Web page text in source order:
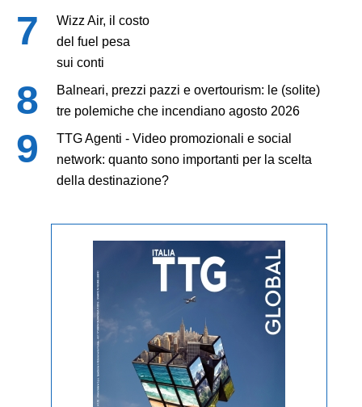
Wizz Air, il costo
del fuel pesa
sui conti
Balneari, prezzi pazzi e overtourism: le (solite)
tre polemiche che incendiano agosto 2026
TTG Agenti - Video promozionali e social
network: quanto sono importanti per la scelta
della destinazione?